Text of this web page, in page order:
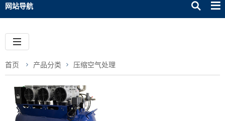
网站导航
首页 产品分类 压缩空气处理